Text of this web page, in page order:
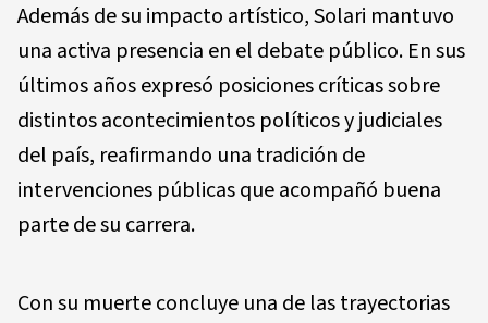
Además de su impacto artístico, Solari mantuvo
una activa presencia en el debate público. En sus
últimos años expresó posiciones críticas sobre
distintos acontecimientos políticos y judiciales
del país, reafirmando una tradición de
intervenciones públicas que acompañó buena
parte de su carrera.
Con su muerte concluye una de las trayectorias